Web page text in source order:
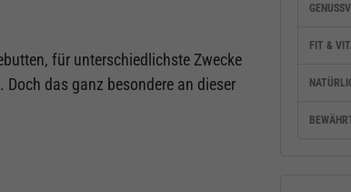
für unterschiedlichste Zwecke
das ganz besondere an dieser
FIT &